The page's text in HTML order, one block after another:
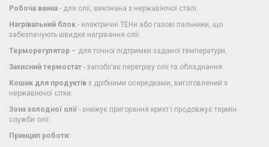
Робоча ванна - для олії, виконана з нержавіючої сталі.
Нагрівальний блок - електричні ТЕНи або газові пальники, що
забезпечують швидке нагрівання олії.
Терморегулятор – для точної підтримки заданої температури.
Захисний термостат - запобігає перегріву олії та обладнання.
Кошик для продуктів з дрібними осередками, виготовлений з
нержавіючої сітки.
Зона холодної олії- знижує пригорання крихт і продовжує термін
служби олії.
Принцип роботи: